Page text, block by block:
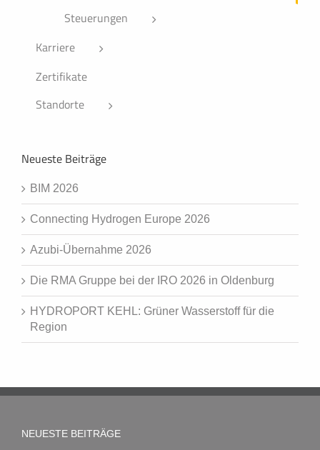
Steuerungen
Karriere
Zertifikate
Standorte
Neueste Beiträge
BIM 2026
Connecting Hydrogen Europe 2026
Azubi-Übernahme 2026
Die RMA Gruppe bei der IRO 2026 in Oldenburg
HYDROPORT KEHL: Grüner Wasserstoff für die
Region
NEUESTE BEITRÄGE